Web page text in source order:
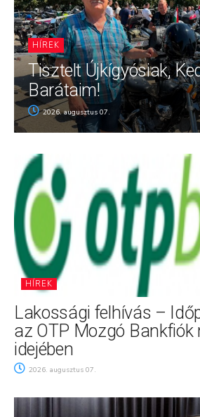
HÍREK
Tisztelt Újkígyósiak,
Barátaim!
2026. augusztus 07.
HÍREK
Lakossági felhívás –
az OTP Mozgó
idejében
2026. augusztus 07.